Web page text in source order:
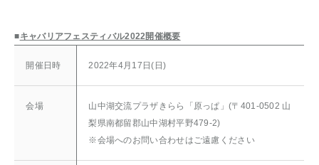
■キャバリアフェスティバル2022開催概要
開催日時 2022年4月17日(日)
会場
山中湖交流プラザきらら「原っぱ」(〒401-0502 山
梨県南都留郡山中湖村平野479-2)
※会場へのお問い合わせはご遠慮ください